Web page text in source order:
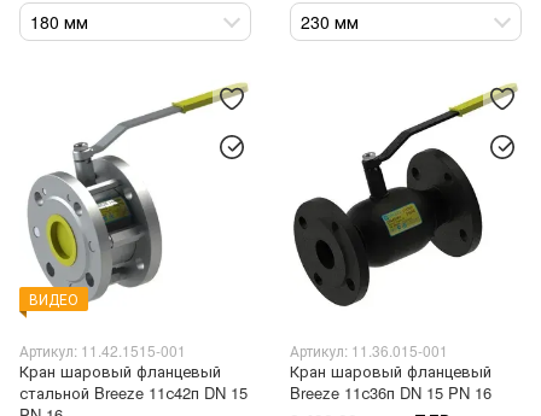
180 мм 230 мм
ВИДЕО
Артикул: 11.42.1515-001
Кран шаровый фланцевый
стальной Breeze 11с42п DN 15
Артикул: 11.36.015-001
Кран шаровый фланцевый
Breeze 11с36п DN 15 PN 16